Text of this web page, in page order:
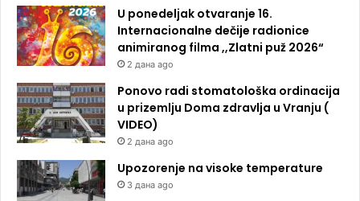
U ponedeljak otvaranje 16.
Internacionalne dečije radionice
animiranog filma ,,Zlatni puž 2026“
2 дана ago
Ponovo radi stomatološka ordinacija
u prizemlju Doma zdravlja u Vranju (
VIDEO)
2 дана ago
Upozorenje na visoke temperature
3 дана ago